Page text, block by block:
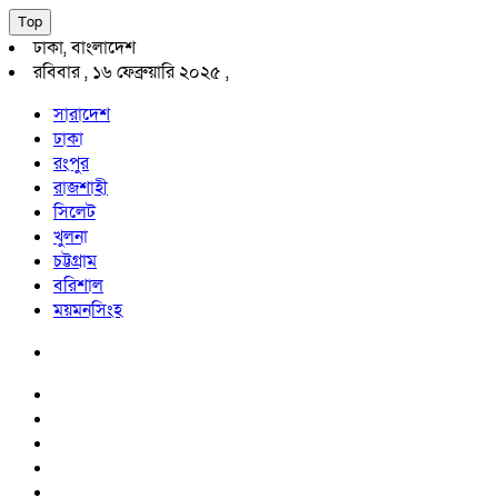
Top
ঢাকা, বাংলাদেশ
রবিবার , ১৬ ফেব্রুয়ারি ২০২৫ ,
সারাদেশ
ঢাকা
রংপুর
রাজশাহী
সিলেট
খুলনা
চট্টগ্রাম
বরিশাল
ময়মনসিংহ